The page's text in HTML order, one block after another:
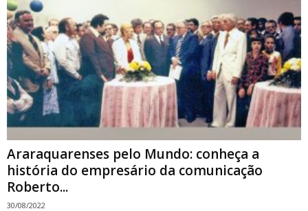
Araraquarenses pelo Mundo: conheça a
história do empresário da comunicação
Roberto...
30/08/2022